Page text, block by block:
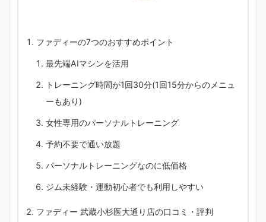
ファディーの7つのおすすめポイント
最先端AIマシンを活用
トレーニング時間が1回30分(1回15分からのメニュ
ーもあり)
女性専用のパーソナルトレーニング
予約不要で通い放題
パーソナルトレーニングなのに低価格
ジム未経験・運動初心者でも利用しやすい
ファディー 武蔵小杉医大通り店の口コミ・評判